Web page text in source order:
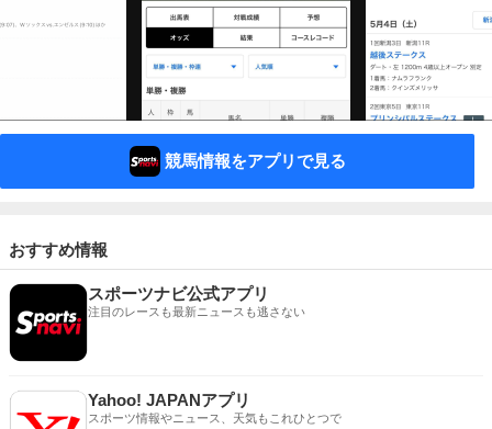
競馬情報をアプリで見る
おすすめ情報
スポーツナビ公式アプリ
注目のレースも最新ニュースも逃さない
Yahoo! JAPANアプリ
スポーツ情報やニュース、天気もこれひとつで